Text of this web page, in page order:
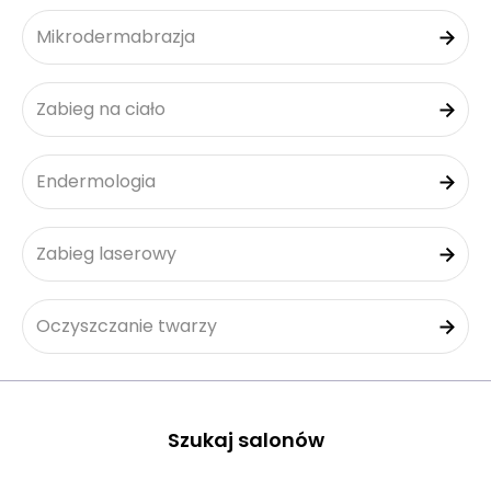
Mikrodermabrazja
Zabieg na ciało
Endermologia
Zabieg laserowy
Oczyszczanie twarzy
Szukaj salonów